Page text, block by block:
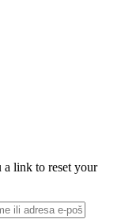
a link to reset your